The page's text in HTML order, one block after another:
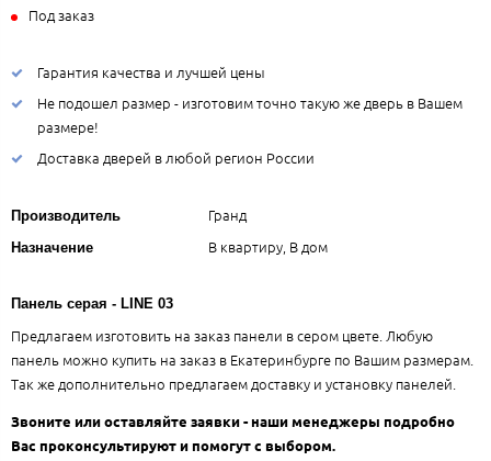
Под заказ
Гарантия качества и лучшей цены
Не подошел размер - изготовим точно такую же дверь в Вашем
размере!
Доставка дверей в любой регион России
Производитель Гранд
Назначение В квартиру, В дом
Панель серая - LINE 03
Предлагаем изготовить на заказ панели в сером цвете. Любую
панель можно купить на заказ в Екатеринбурге по Вашим размерам.
Так же дополнительно предлагаем доставку и установку панелей.
Звоните или оставляйте заявки - наши менеджеры подробно
Вас проконсультируют и помогут с выбором.